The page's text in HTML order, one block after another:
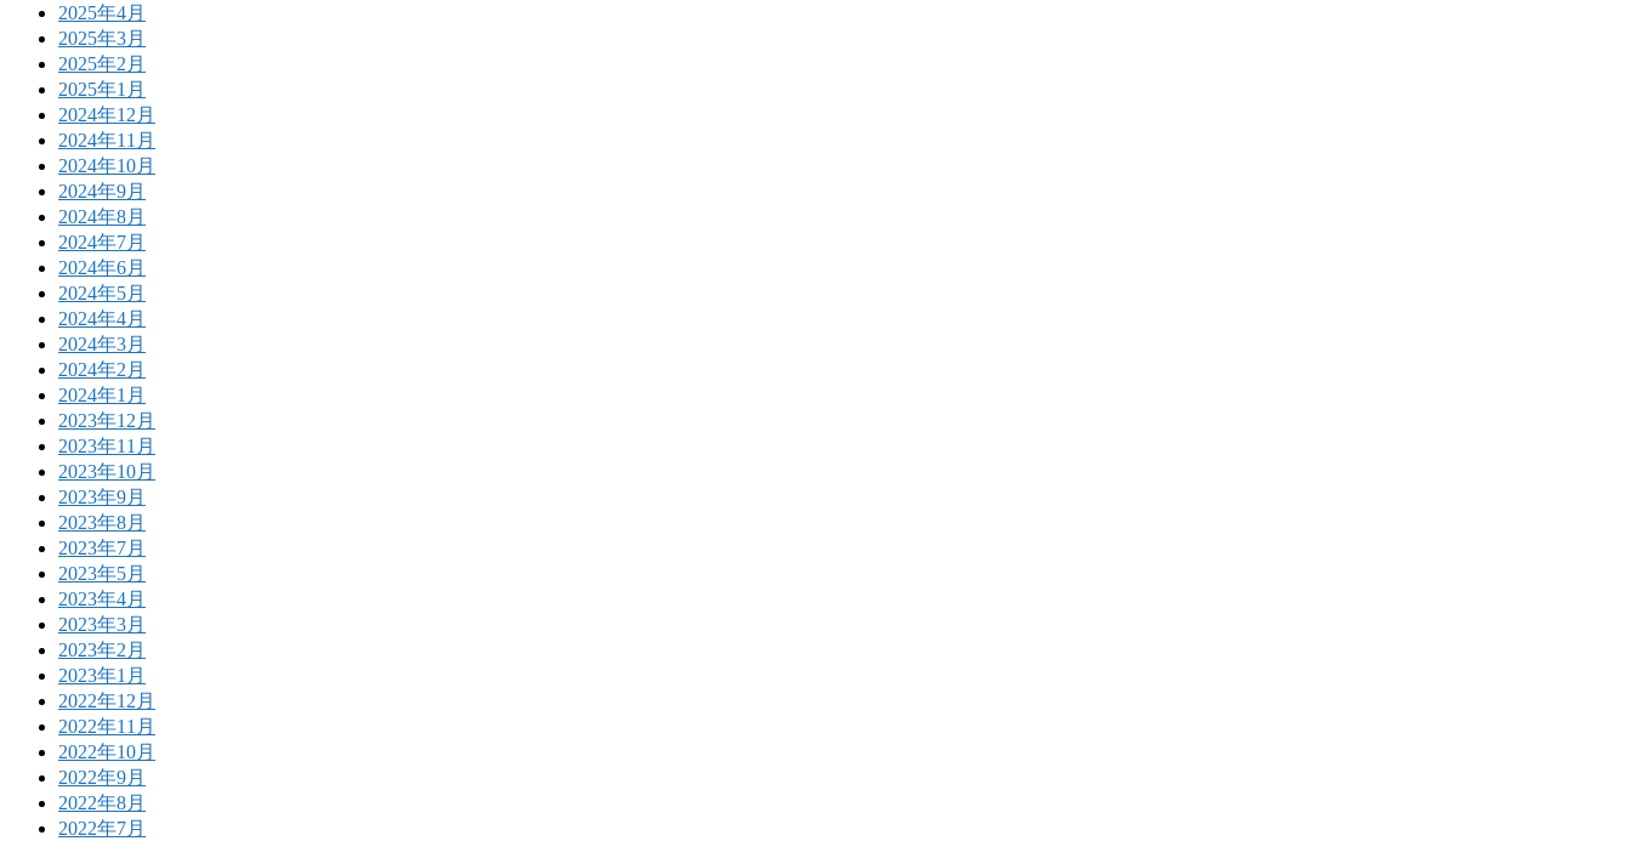
2025年4月
2025年3月
2025年2月
2025年1月
2024年12月
2024年11月
2024年10月
2024年9月
2024年8月
2024年7月
2024年6月
2024年5月
2024年4月
2024年3月
2024年2月
2024年1月
2023年12月
2023年11月
2023年10月
2023年9月
2023年8月
2023年7月
2023年5月
2023年4月
2023年3月
2023年2月
2023年1月
2022年12月
2022年11月
2022年10月
2022年9月
2022年8月
2022年7月